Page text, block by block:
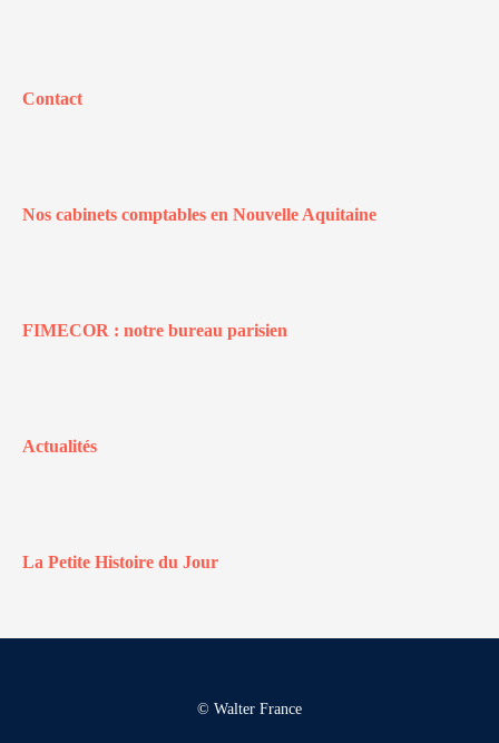
Contact
Nos cabinets comptables en Nouvelle Aquitaine
FIMECOR : notre bureau parisien
Actualités
La Petite Histoire du Jour
© Walter France